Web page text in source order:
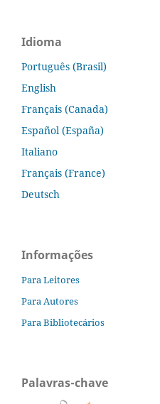
Idioma
Português (Brasil)
English
Français (Canada)
Español (España)
Italiano
Français (France)
Deutsch
Informações
Para Leitores
Para Autores
Para Bibliotecários
Palavras-chave